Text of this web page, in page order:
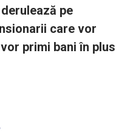
pe
care vor
primi bani în plus